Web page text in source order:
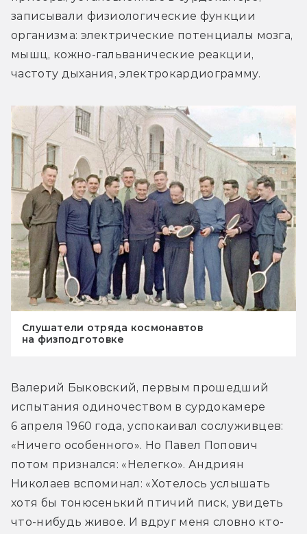
записывали физиологические функции
организма: электрические потенциалы мозга,
мышц, кожно-гальванические реакции,
частоту дыхания, электрокардиограмму.
Слушатели отряда космонавтов
на физподготовке
Валерий Быковский, первым прошедший
испытания одиночеством в сурдокамере
6 апреля 1960 года, успокаивал сослуживцев:
«Ничего особенного». Но Павел Попович
потом признался: «Нелегко». Андриян
Николаев вспоминал: «Хотелось услышать
хотя бы тонюсенький птичий писк, увидеть
что-нибудь живое. И вдруг меня словно кто-